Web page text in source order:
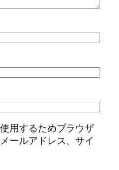
用するためブラウザ
ールアドレス、サイ